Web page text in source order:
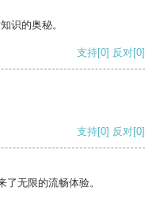
识的奥秘。
支持[0] 反对[0]
支持[0] 反对[0]
无限的流畅体验。